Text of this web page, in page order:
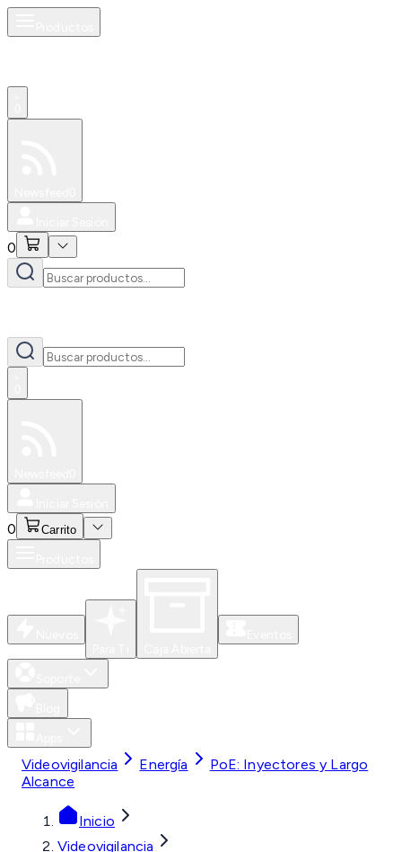
0
0 Carrito
Videovigilancia Energía
PoE: Inyectores y Largo
Alcance
Inicio
Videovigilancia